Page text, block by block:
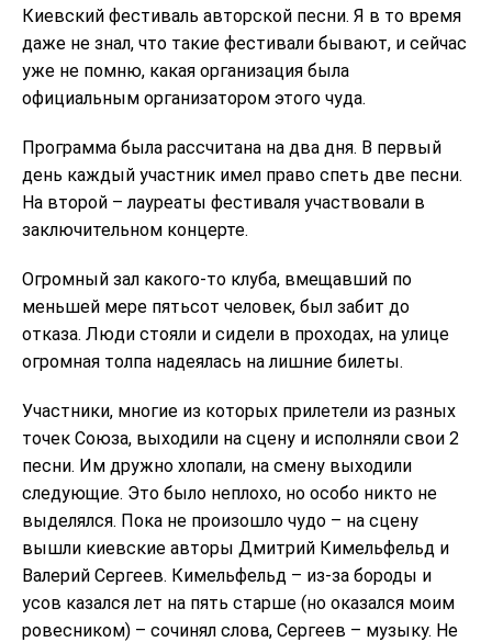
Киевский фестиваль авторской песни. Я в то время
даже не знал, что такие фестивали бывают, и сейчас
уже не помню, какая организация была
официальным организатором этого чуда.
Программа была рассчитана на два дня. В первый
день каждый участник имел право спеть две песни.
На второй – лауреаты фестиваля участвовали в
заключительном концерте.
Огромный зал какого-то клуба, вмещавший по
меньшей мере пятьсот человек, был забит до
отказа. Люди стояли и сидели в проходах, на улице
огромная толпа надеялась на лишние билеты.
Участники, многие из которых прилетели из разных
точек Союза, выходили на сцену и исполняли свои 2
песни. Им дружно хлопали, на смену выходили
следующие. Это было неплохо, но особо никто не
выделялся. Пока не произошло чудо – на сцену
вышли киевские авторы Дмитрий Кимельфельд и
Валерий Сергеев. Кимельфельд – из-за бороды и
усов казался лет на пять старше (но оказался моим
ровесником) – сочинял слова, Сергеев – музыку. Не